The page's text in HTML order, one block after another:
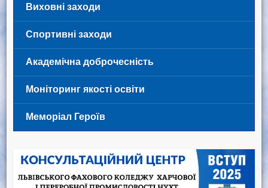
Виховні заходи
Спортивні заходи
Академічна доброчесність
Моніторинг якості освіти
Меморіал Героїв